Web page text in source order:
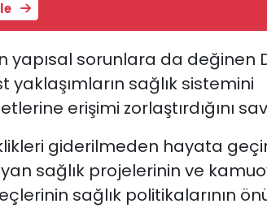
yapısal sorunlara da değinen
yaklaşımların sağlık sistemini
erişimi zorlaştırdığını
giderilmeden hayata
sağlık projelerinin ve
sağlık politikalarının